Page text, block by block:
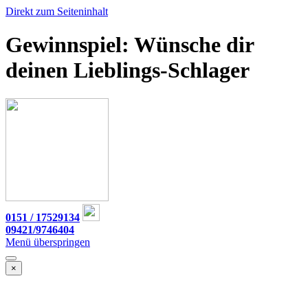
Direkt zum Seiteninhalt
Gewinnspiel: Wünsche dir
deinen Lieblings-Schlager
0151 / 17529134
09421/9746404
Menü überspringen
×